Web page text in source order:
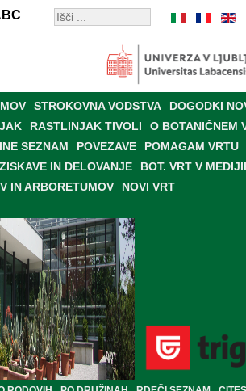
STROKOVNA VODSTVA
DOGODKI
RASTLINJAK TIVOLI
O BOTANIČNEM
SEZNAM POVEZAVE
POMAGAM VRTU
IN DELOVANJE
BOT. VRT V
IN ARBORETUMOV
NOVI VRT